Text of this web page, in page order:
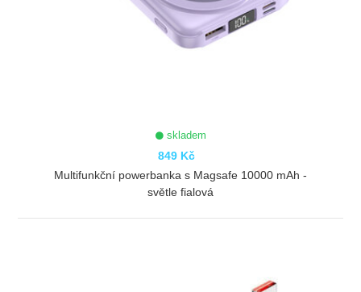
skladem
849 Kč
Multifunkční powerbanka s Magsafe 10000 mAh -
světle fialová